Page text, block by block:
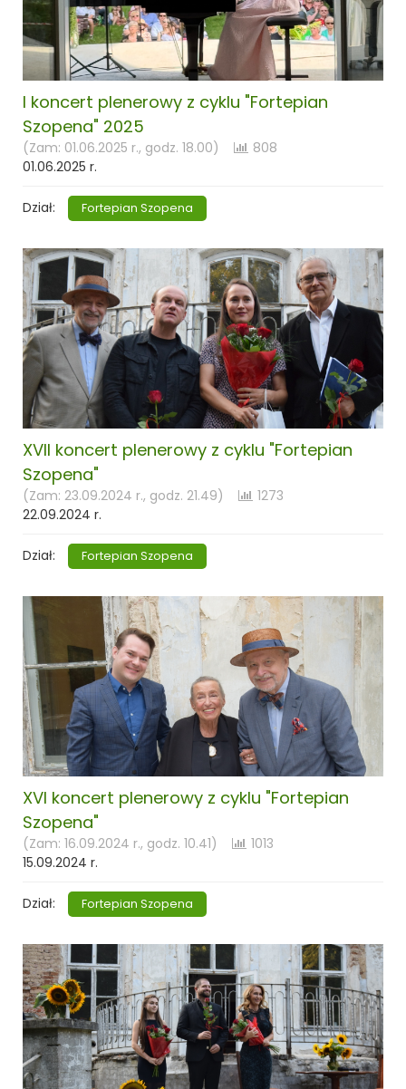
I koncert plenerowy z cyklu "Fortepian
Szopena" 2025
(Zam: 01.06.2025 r., godz. 18.00)
808
01.06.2025 r.
Dział: Fortepian Szopena
XVII koncert plenerowy z cyklu "Fortepian
Szopena"
(Zam: 23.09.2024 r., godz. 21.49)
1273
22.09.2024 r.
Dział: Fortepian Szopena
XVI koncert plenerowy z cyklu "Fortepian
Szopena"
(Zam: 16.09.2024 r., godz. 10.41)
1013
15.09.2024 r.
Dział: Fortepian Szopena